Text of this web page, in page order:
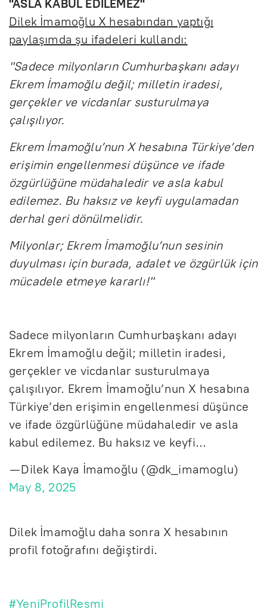
"ASLA KABUL EDİLEMEZ"
Dilek İmamoğlu X hesabından yaptığı
paylaşımda şu ifadeleri kullandı:
"Sadece milyonların Cumhurbaşkanı adayı
Ekrem İmamoğlu değil; milletin iradesi,
gerçekler ve vicdanlar susturulmaya
çalışılıyor.
Ekrem İmamoğlu’nun X hesabına Türkiye’den
erişimin engellenmesi düşünce ve ifade
özgürlüğüne müdahaledir ve asla kabul
edilemez. Bu haksız ve keyfi uygulamadan
derhal geri dönülmelidir.
Milyonlar; Ekrem İmamoğlu’nun sesinin
duyulması için burada, adalet ve özgürlük için
mücadele etmeye kararlı!"
Sadece milyonların Cumhurbaşkanı adayı
Ekrem İmamoğlu değil; milletin iradesi,
gerçekler ve vicdanlar susturulmaya
çalışılıyor. Ekrem İmamoğlu’nun X hesabına
Türkiye’den erişimin engellenmesi düşünce
ve ifade özgürlüğüne müdahaledir ve asla
kabul edilemez. Bu haksız ve keyfi…
— Dilek Kaya İmamoğlu (@dk_imamoglu)
May 8, 2025
Dilek İmamoğlu daha sonra X hesabının
profil fotoğrafını değiştirdi.
#YeniProfilResmi